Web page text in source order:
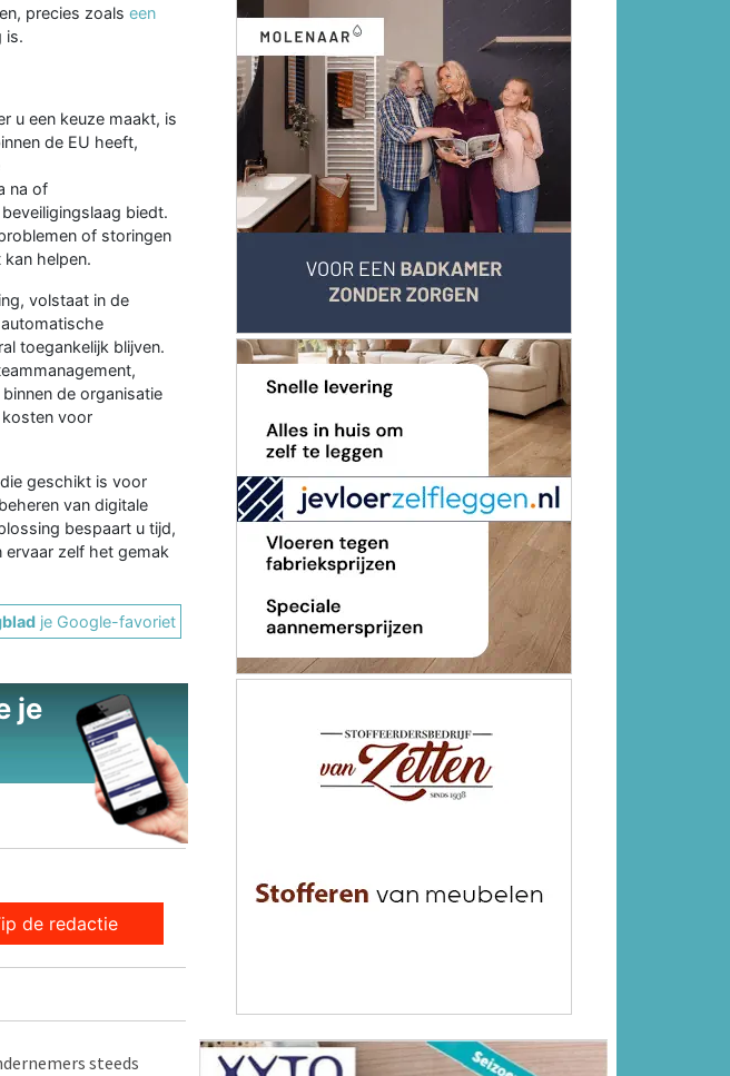
precies zoals een
is.
u een keuze maakt, is
de EU heeft,
na of
biedt.
of storingen
helpen.
volstaat in de
toegankelijk blijven.
de organisatie
voor
geschikt is voor
van digitale
bespaart u tijd,
ervaar zelf het gemak
je Google-favoriet
je
de redactie
steeds